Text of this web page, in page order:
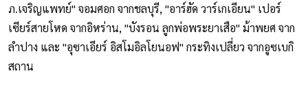
ภ.เจริญแพทย์" จอมศอก จากชลบุรี, "อาร์ฮัด วาร์เกเอียน" เปอร์
เซียร์สายโหด จากอิหร่าน, "บังรอน ลูกพ่อพระยาเสือ" ม้าพยศ จาก
ลำปาง และ "อุซาเอียร์ อิสโมอิลโยนอฟ" กระทิงเปลี่ยว จากอูซเบกิ
สถาน